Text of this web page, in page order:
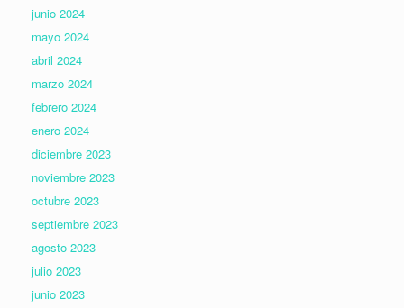
junio 2024
mayo 2024
abril 2024
marzo 2024
febrero 2024
enero 2024
diciembre 2023
noviembre 2023
octubre 2023
septiembre 2023
agosto 2023
julio 2023
junio 2023